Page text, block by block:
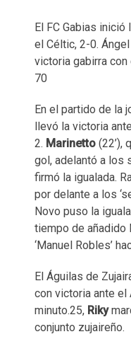
El FC Gabias
el Céltic, 2-0.
victoria gabirra
70
En el partido de la
llevó la victoria
2. Marinetto (22’),
gol, adelantó a los
firmó la igualada.
por delante a los
Novo puso la
tiempo de añadido
‘Manuel Robles’
El Águilas de
con victoria ante el
minuto.25, Riky
conjunto zujaireño.